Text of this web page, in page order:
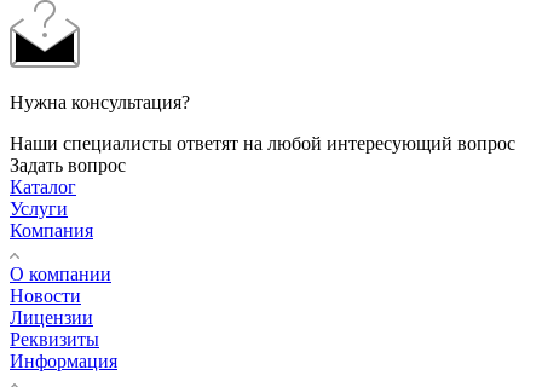
Нужна консультация?
Наши специалисты ответят на любой интересующий вопрос
Задать вопрос
Каталог
Услуги
Компания
О компании
Новости
Лицензии
Реквизиты
Информация